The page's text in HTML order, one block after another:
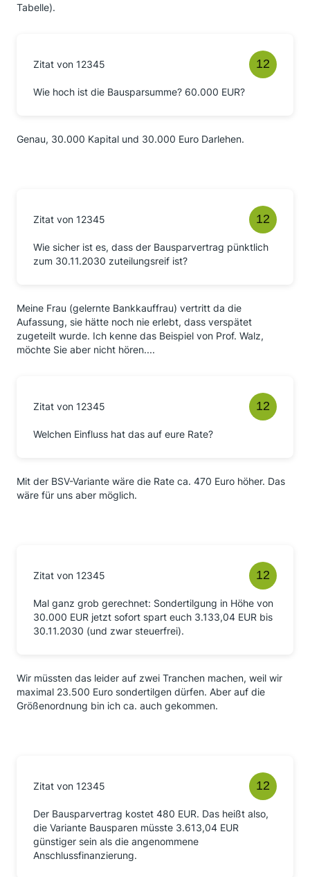
Tabelle).
Zitat von 12345
Wie hoch ist die Bausparsumme? 60.000 EUR?
Genau, 30.000 Kapital und 30.000 Euro Darlehen.
Zitat von 12345
Wie sicher ist es, dass der Bausparvertrag pünktlich
zum 30.11.2030 zuteilungsreif ist?
Meine Frau (gelernte Bankkauffrau) vertritt da die
Aufassung, sie hätte noch nie erlebt, dass verspätet
zugeteilt wurde. Ich kenne das Beispiel von Prof. Walz,
möchte Sie aber nicht hören....
Zitat von 12345
Welchen Einfluss hat das auf eure Rate?
Mit der BSV-Variante wäre die Rate ca. 470 Euro höher. Das
wäre für uns aber möglich.
Zitat von 12345
Mal ganz grob gerechnet: Sondertilgung in Höhe von
30.000 EUR jetzt sofort spart euch 3.133,04 EUR bis
30.11.2030 (und zwar steuerfrei).
Wir müssten das leider auf zwei Tranchen machen, weil wir
maximal 23.500 Euro sondertilgen dürfen. Aber auf die
Größenordnung bin ich ca. auch gekommen.
Zitat von 12345
Der Bausparvertrag kostet 480 EUR. Das heißt also,
die Variante Bausparen müsste 3.613,04 EUR
günstiger sein als die angenommene
Anschlussfinanzierung.